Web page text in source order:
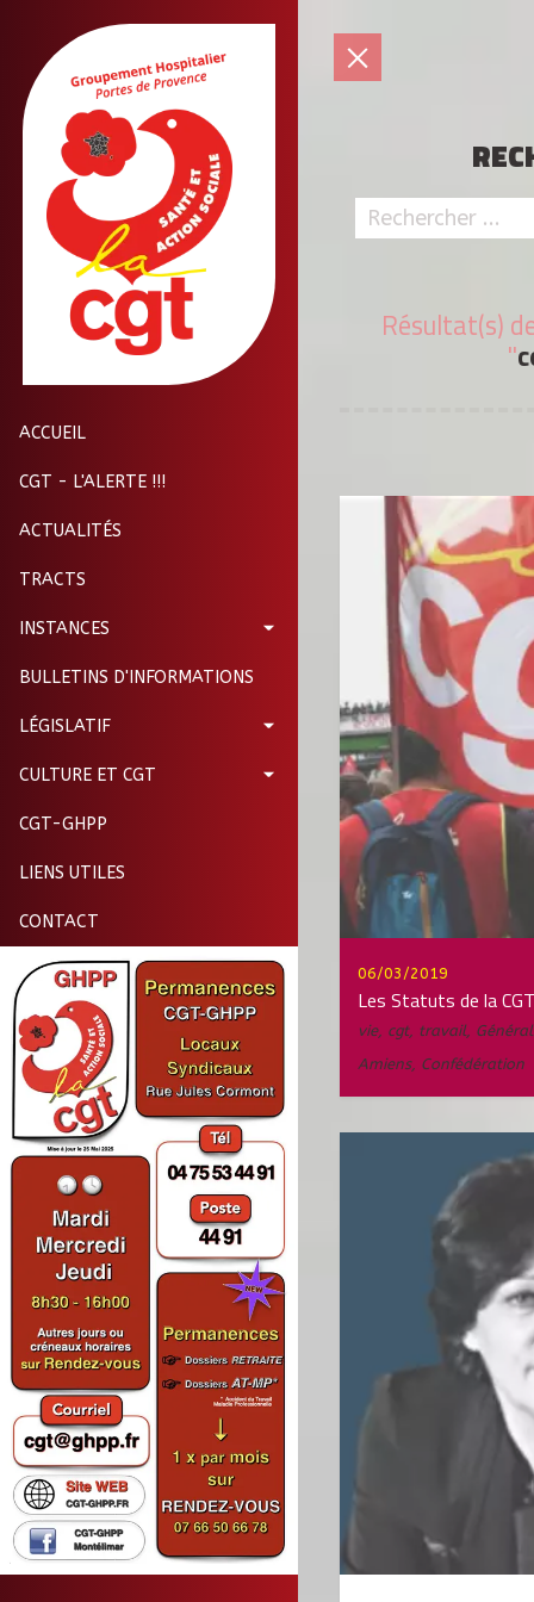
ACCUEIL
CGT - L'ALERTE !!!
ACTUALITÉS
TRACTS
INSTANCES
BULLETINS D'INFORMATIONS
LÉGISLATIF
CULTURE ET CGT
CGT-GHPP
LIENS UTILES
CONTACT
Résultat(s)
"
06/03/2019
Les Statuts de la CGT
vie, cgt, travail,
Amiens, Confédération